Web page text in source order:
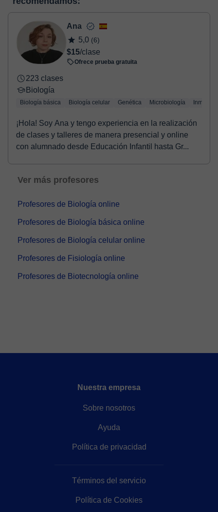
virtual
Tienes dos opciones para efectuar el pago:
- Tarjeta de crédito.
- Paypal.
Una vez realices el pago de la clase, recibirás un e-mail de
confirmación de la reserva.
Ana
5,0 (6)
$15/clase
Ofrece prueba gratuita
223 clases
Biología
Biología básica Biología celular Genética Microbiología
¡Hola! Soy Ana y tengo experiencia en la realización
de clases y talleres de manera presencial y online
con alumnado desde Educación Infantil hasta Gr...
Ver más profesores
Profesores de Biología online
Profesores de Biología básica online
Profesores de Biología celular online
Profesores de Fisiología online
Profesores de Biotecnología online
Nuestra empresa
Sobre nosotros
Ayuda
Política de privacidad
Términos del servicio
Política de Cookies